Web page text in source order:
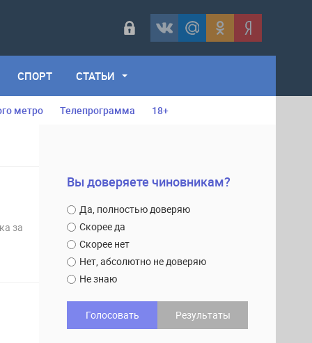
СПОРТ СТАТЬИ
метро Телепрограмма 18+
за
Вы доверяете чиновникам?
Да, полностью доверяю
Скорее да
Скорее нет
Нет, абсолютно не доверяю
Не знаю
Голосовать Результаты